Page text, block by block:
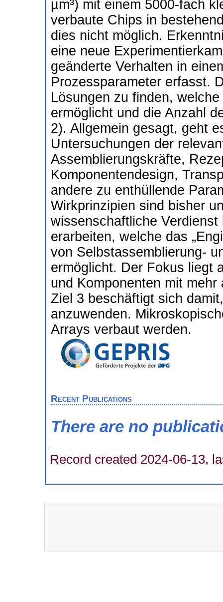
µm³) mit einem 5000-fach
verbaute Chips in
dies nicht möglich.
eine neue
geänderte Verhalten in
Prozessparameter erfasst.
Lösungen zu finden,
ermöglicht und die Anzahl
2). Allgemein gesagt, geht
Untersuchungen der
Assemblierungskräfte,
Komponentendesign,
andere zu enthüllende
Wirkprinzipien sind bisher
wissenschaftliche
erarbeiten, welche das
von Selbstassemblierung-
ermöglicht. Der Fokus liegt
und Komponenten mit
Ziel 3 beschäftigt sich
anzuwenden.
Arrays verbaut werden.
Recent Publications
There are no
Record created 2024-06-13,